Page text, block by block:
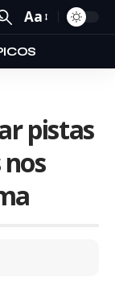
Aa
pistas